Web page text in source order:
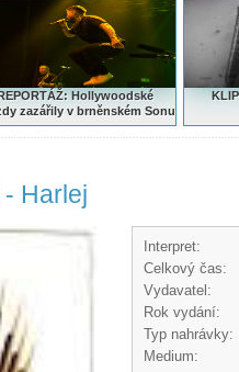
Hollywoodské
zazářily v brněnském Sonu
Harlej
Interpret:
Celkový čas:
Vydavatel:
Rok vydání:
Typ nahrávky:
Medium: